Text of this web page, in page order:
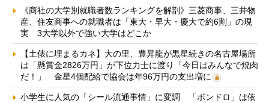
《商社の大学別就職者数ランキングを解剖》三菱商事、三井物
産、住友商事への就職者は「東大・早大・慶大で約6割」の現
実 3大学以外で強い大学はどこか
【土俵に埋まるカネ】大の里、豊昇龍が黒星続きの名古屋場所
は「懸賞金2826万円」が下位力士に渡り「今日はみんなで焼肉
だ！」 金星4個配給で協会は年96万円の支出増に
小学生に人気の「シール流通事情」に変調 「ボンドロ」は依